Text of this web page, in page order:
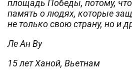
площадь Победы, потому, что
память о людях, которые
не только свою страну, но и
Ле Ан Ву
15 лет Ханой, Вьетнам